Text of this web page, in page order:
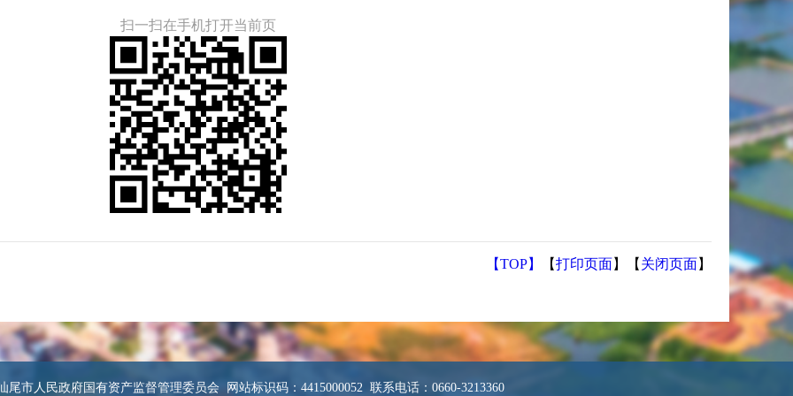
扫一扫在手机打开当前页
【TOP】 【打印页面】【 关闭页面】
尾市人民政府国有资产监督管理委员会 网站标识码：4415000052 联系电话：0660-3213360